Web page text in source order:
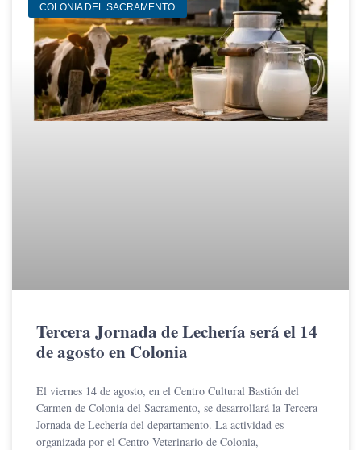
COLONIA DEL SACRAMENTO
Tercera Jornada de Lechería será el 14
de agosto en Colonia
El viernes 14 de agosto, en el Centro Cultural Bastión del
Carmen de Colonia del Sacramento, se desarrollará la Tercera
Jornada de Lechería del departamento. La actividad es
organizada por el Centro Veterinario de Colonia,